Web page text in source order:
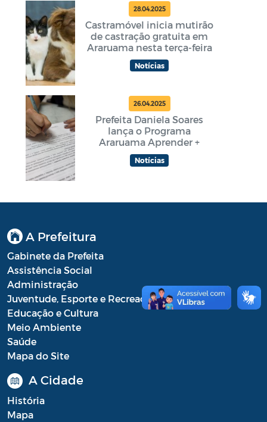
28.04.2025
Castramóvel inicia mutirão
de castração gratuita em
Araruama nesta terça-feira
Notícias
26.04.2025
Prefeita Daniela Soares
lança o Programa
Araruama Aprender +
Notícias
A Prefeitura
Gabinete da Prefeita
Assistência Social
Administração
Juventude, Esporte e Recreação
Educação e Cultura
Meio Ambiente
Saúde
Mapa do Site
A Cidade
História
Mapa